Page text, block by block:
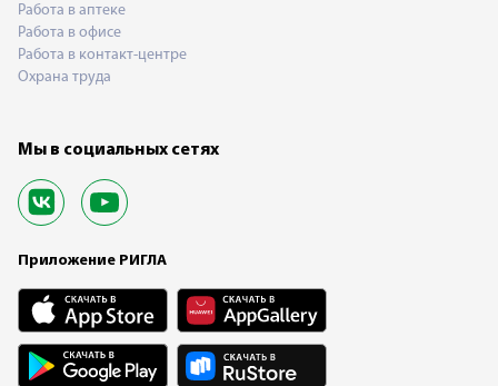
Работа в аптеке
Работа в офисе
Работа в контакт-центре
Охрана труда
Мы в социальных сетях
Приложение РИГЛА